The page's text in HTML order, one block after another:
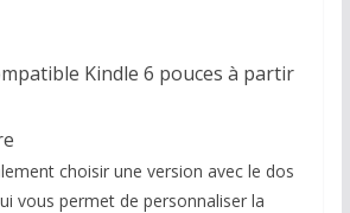
Kindle 6 pouces à partir
choisir une version avec le dos
vous permet de personnaliser la